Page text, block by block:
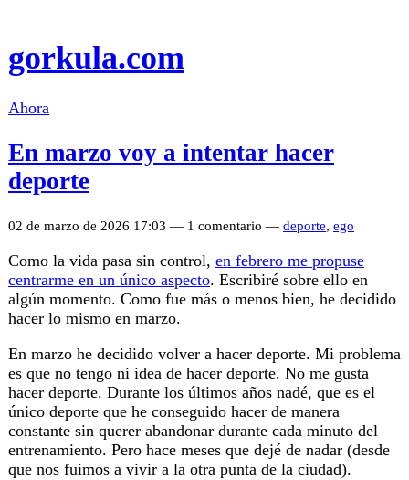
gorkula.com
Ahora
En marzo voy a intentar hacer
deporte
02 de marzo de 2026 17:03 — 1 comentario — deporte, ego
Como la vida pasa sin control, en febrero me propuse
centrarme en un único aspecto. Escribiré sobre ello en
algún momento. Como fue más o menos bien, he decidido
hacer lo mismo en marzo.
En marzo he decidido volver a hacer deporte. Mi problema
es que no tengo ni idea de hacer deporte. No me gusta
hacer deporte. Durante los últimos años nadé, que es el
único deporte que he conseguido hacer de manera
constante sin querer abandonar durante cada minuto del
entrenamiento. Pero hace meses que dejé de nadar (desde
que nos fuimos a vivir a la otra punta de la ciudad).